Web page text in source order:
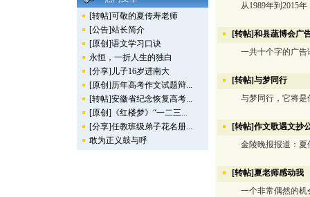
[转帖]可敬的夏传寿老师
[公告]站长简介
[原创]语文学习口诀
永恒，一折人生的独白
[分享]儿子16岁进南大
[原创]历年高考作文试题辩...
[转帖]安徽省纪念恢复高考...
[原创]《红楼梦》“一二三...
[分享]任教班级弟子花名册...
敢为正义鼓与呼
从1989年到2015年
[转帖]和县蔬博会广
一共十个字的广告语
[转帖]与梦同行
与梦同行，它将是
[转帖]作文歌遇文抄
金陵晚报报道：夏传
[转帖]夏老师感动我
一个非常偶然的机